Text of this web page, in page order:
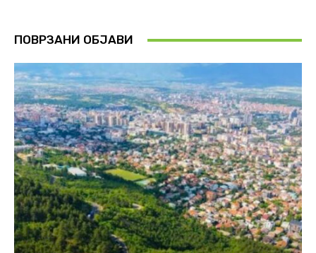
ПОВРЗАНИ ОБЈАВИ